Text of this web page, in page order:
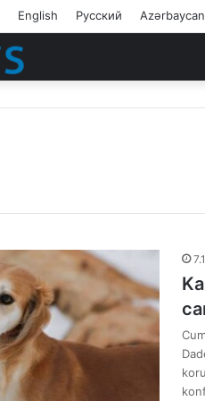
English Русский Azərbaycan